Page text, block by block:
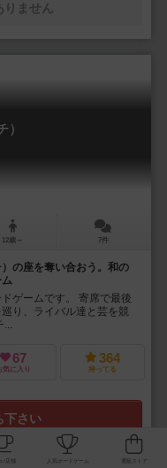
りません
）
12歳～ 7件
の座を奪い合おう。和の
ゲームです。 寄席で最後
り、ライバル達と芸を競
...
67
気に入り
364
持ってる
下さい